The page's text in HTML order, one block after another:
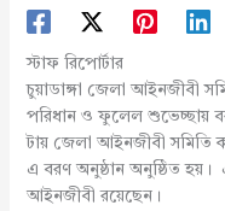
স্টাফ রিপোর্টার
চুয়াডাঙ্গা জেলা আইনজীবী
পরিধান ও ফুলেল শুভেচ্ছায়
টায় জেলা আইনজীবী সমিতি
এ বরণ অনুষ্ঠান অনুষ্ঠিত
আইনজীবী রয়েছেন।